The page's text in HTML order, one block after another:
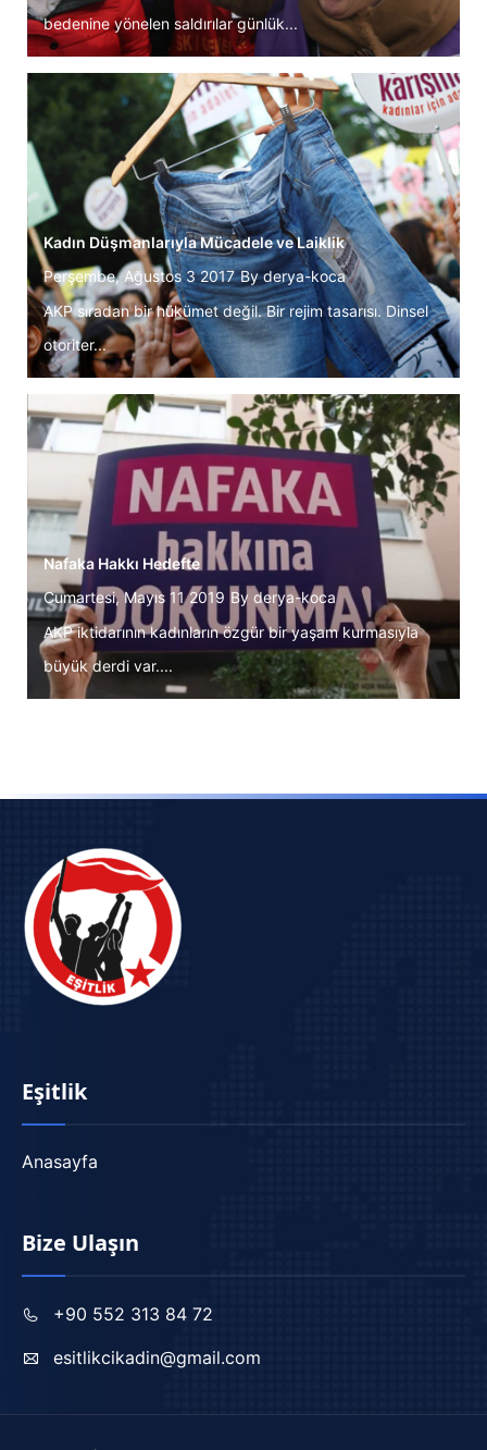
bedenine yönelen saldırılar günlük...
Kadın Düşmanlarıyla Mücadele ve Laiklik
Perşembe, Ağustos 3 2017 Byderya-koca
AKP sıradan bir hükümet değil. Bir rejim tasarısı. Dinsel
otoriter...
Nafaka Hakkı Hedefte
Cumartesi, Mayıs 11 2019 By derya-koca
AKP iktidarının kadınların özgür bir yaşam kurmasıyla
büyük derdi var....
Eşitlik
Anasayfa
Bize Ulaşın
+90 552 313 84 72
esitlikcikadin@gmail.com